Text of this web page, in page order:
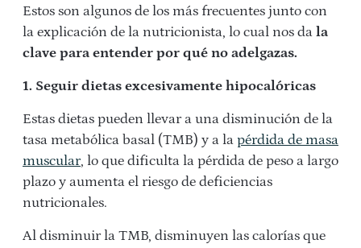
Estos son algunos de los más frecuentes junto con
la explicación de la nutricionista, lo cual nos da la
clave para entender por qué no adelgazas.
1. Seguir dietas excesivamente hipocalóricas
Estas dietas pueden llevar a una disminución de la
tasa metabólica basal (TMB) y a la pérdida de masa
muscular, lo que dificulta la pérdida de peso a largo
plazo y aumenta el riesgo de deficiencias
nutricionales.
Al disminuir la TMB, disminuyen las calorías que